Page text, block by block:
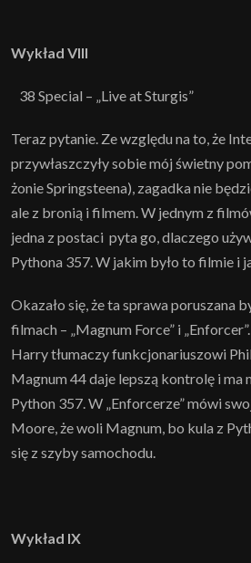
Wykład VIII
38 Special – „Live at Sturgis”
Teraz pytanie. Ze względu na to, że
przywłaszczyły sobie mój świetny
żonie Springsteena), zagadka nie
ale z bronią i filmem. W jednym z
jedna z postaci pyta go, dlaczego
Pythona 357. W jakim było to filmie i
Okazało się, że ta sprawa poruszana
filmach – „Magnum Force” i
Harry tłumaczy funkcjonariuszowi
Magnum 44 daje lepszą kontrolę i ma
Python 357. W „Enforcerze” mówi
Moore, że woli Magnum, bo kula z
się z szyby samochodu.
Wykład IX